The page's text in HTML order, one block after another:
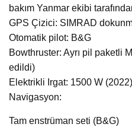
bakım Yanmar ekibi
GPS Çizici: SIMRAD
Otomatik pilot: B&G
Bowthruster: Ayrı pil paketli
edildi)
Elektrikli Irgat: 1500 W (2022)
Navigasyon:
Tam enstrüman seti (B&G)